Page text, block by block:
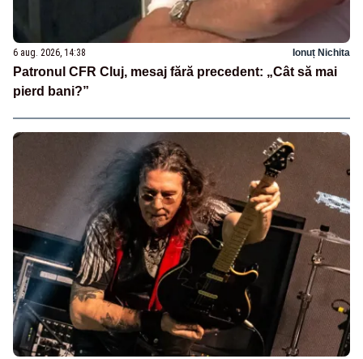
6 aug. 2026, 14:38 Ionuț Nichita
Patronul CFR Cluj, mesaj fără precedent: „Cât să mai
pierd bani?”